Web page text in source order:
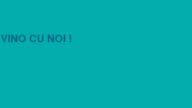
VINO CU NOI !